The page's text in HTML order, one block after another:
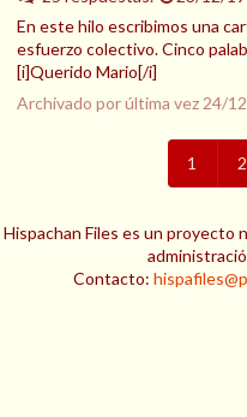
En este hilo escribimos una
esfuerzo colectivo. Cinco
[i]Querido Mario[/i]
Archivado por última vez 24/
1 2
Hispachan Files es un proyecto
Contacto: